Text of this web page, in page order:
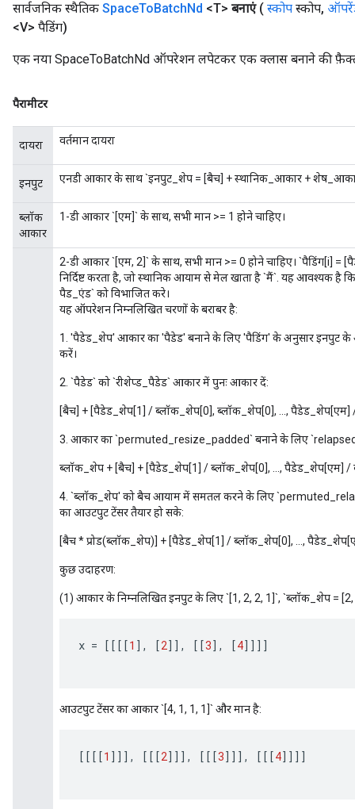
सार्वजनिक स्थैतिक SpaceToBatchNd <T> बनाएं ( स्कोप स्कोप,
<V> पैडिंग)
एक नया SpaceToBatchNd ऑपरेशन लपेटकर एक क्लास बनाने की
पैरामीटर
दायरा वर्तमान दायरा
इनपुट एनडी आकार के साथ `इनपुट_शेप = [बैच] + स्थानिक_आकार +
ब्लॉक
आकार
1-डी आकार `[एम]` के साथ, सभी मान >= 1 होने चाहिए।
2-डी आकार `[एम, 2]` के साथ, सभी मान >= 0 होने चाहिए। `पैडिंग[i] =
निर्दिष्ट करता है, जो स्थानिक आयाम से मेल खाता है `मैं`. यह आवश्यक है
पैड_एंड` को विभाजित करे।
यह ऑपरेशन निम्नलिखित चरणों के बराबर है:
1. 'पैडेड_शेप' आकार का 'पैडेड' बनाने के लिए 'पैडिंग' के अनुसार इनपुट
करें।
2. `पैडेड` को `रीशेप्ड_पैडेड` आकार में पुनः आकार दें:
[बैच] + [पैडेड_शेप[1] / ब्लॉक_शेप[0], ब्लॉक_शेप[0], ...,
3. आकार का `permuted_resize_padded` बनाने के लिए
ब्लॉक_शेप + [बैच] + [पैडेड_शेप[1] / ब्लॉक_शेप[0], ..., पैडेड_शेप[एम]
4. `ब्लॉक_शेप' को बैच आयाम में समतल करने के लिए
का आउटपुट टेंसर तैयार हो सके:
[बैच * प्रोड(ब्लॉक_शेप)] + [पैडेड_शेप[1] / ब्लॉक_शेप[0], ...,
कुछ उदाहरण:
(1) आकार के निम्नलिखित इनपुट के लिए `[1, 2, 2, 1]`, `ब्लॉक_शेप =
x = [[[[1 ] , [2]] , [[3] , [4]]]]
आउटपुट टेंसर का आकार `[4, 1, 1, 1]` और मान है:
[[[[1 ]]] , [[[2]]] , [[[3]]] , [[[4]]]]